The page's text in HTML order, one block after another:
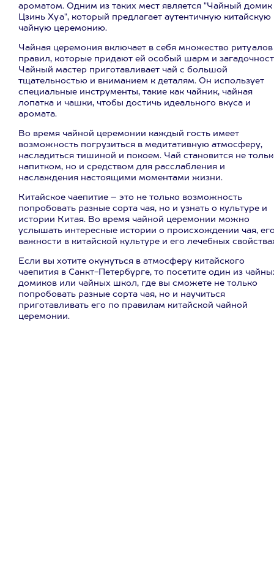
ароматом. Одним из таких мест является "Чайный домик
Цзинь Хуа", который предлагает аутентичную китайскую
чайную церемонию.
Чайная церемония включает в себя множество
правил, которые придают ей особый шарм и
Чайный мастер приготавливает чай с большой
тщательностью и вниманием к деталям. Он использует
специальные инструменты, такие как чайник, чайная
лопатка и чашки, чтобы достичь идеального вкуса и
аромата.
Во время чайной церемонии каждый гость имеет
возможность погрузиться в медитативную атмосферу,
насладиться тишиной и покоем. Чай становится не
напитком, но и средством для расслабления и
наслаждения настоящими моментами жизни.
Китайское чаепитие – это не только возможность
попробовать разные сорта чая, но и узнать о культуре и
истории Китая. Во время чайной церемонии можно
услышать интересные истории о происхождении чая,
важности в китайской культуре и его лечебных
Если вы хотите окунуться в атмосферу китайского
чаепития в Санкт-Петербурге, то посетите один из
домиков или чайных школ, где вы сможете не только
попробовать разные сорта чая, но и научиться
приготавливать его по правилам китайской чайной
церемонии.